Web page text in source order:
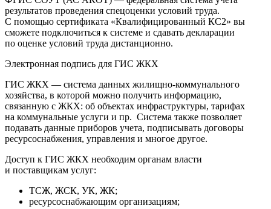
результатов проведения спецоценки условий труда.
С помощью сертификата «Квалифицированный КС2» вы
сможете подключиться к системе и сдавать декларации
по оценке условий труда дистанционно.
Электронная подпись для ГИС ЖКХ
ГИС ЖКХ — система данных жилищно-коммунального
хозяйства, в которой можно получить информацию,
связанную с ЖКХ: об объектах инфраструктуры, тарифах
на коммунальные услуги и пр. Система также позволяет
подавать данные приборов учета, подписывать договоры
ресурсоснабжения, управления и многое другое.
Доступ к ГИС ЖКХ необходим органам власти
и поставщикам услуг:
ТСЖ, ЖСК, УК, ЖК;
ресурсоснабжающим организациям;